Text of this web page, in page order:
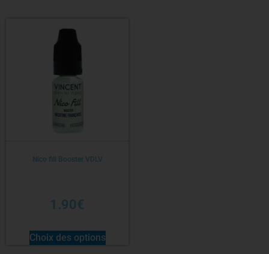
Nico fill Booster VDLV
1.90€
Choix des options